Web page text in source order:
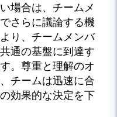
場合は、チームメ
さらに議論する機
り、チームメンバ
通の基盤に到達す
。尊重と理解のオ
チームは迅速に合
効果的な決定を下